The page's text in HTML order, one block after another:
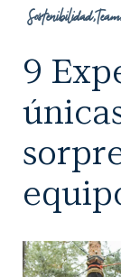
Sostenibilidad,
9